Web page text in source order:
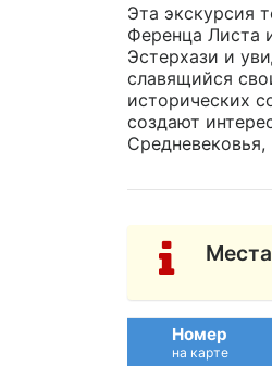
Эта экскурсия
Ференца Листа
Эстерхази и
славящийся
исторических
создают
Номер
на карте